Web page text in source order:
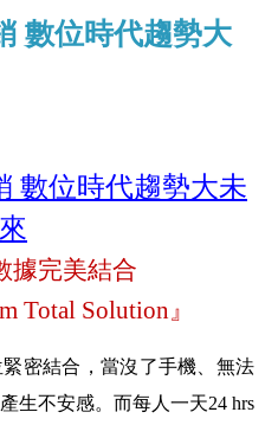
數位時代趨勢大
數位時代趨勢大未
來
據完美結合
Total Solution』
密結合，當沒了手機、無法
生不安感。而每人一天24 hrs